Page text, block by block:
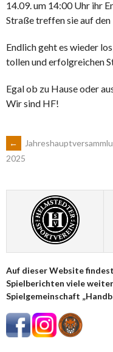
14.09. um 14:00 Uhr ihr
Straße treffen sie auf
Endlich geht es wieder
tollen und erfolgreichen
Egal ob zu Hause oder
Wir sind HF!
ARTIKEL-
NAVIGATION
←
2025
Auf dieser Website
Spielberichten viele
Spielgemeinschaft